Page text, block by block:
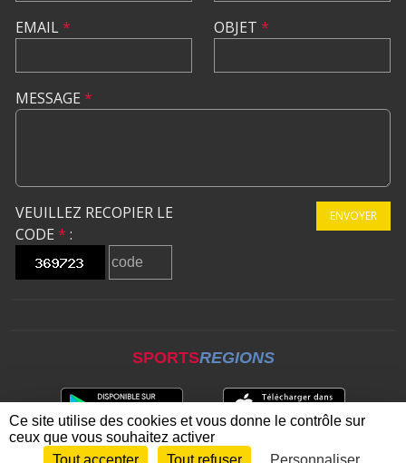
EMAIL* OBJET *
MESSAGE *
VEUILLEZ RECOPIER LE
CODE * :
ENVOYER
SPORTSREGIONS
Ce site utilise des cookies et vous donne le contrôle sur
ceux que vous souhaitez activer
Tout accepter
Tout refuser Personnaliser